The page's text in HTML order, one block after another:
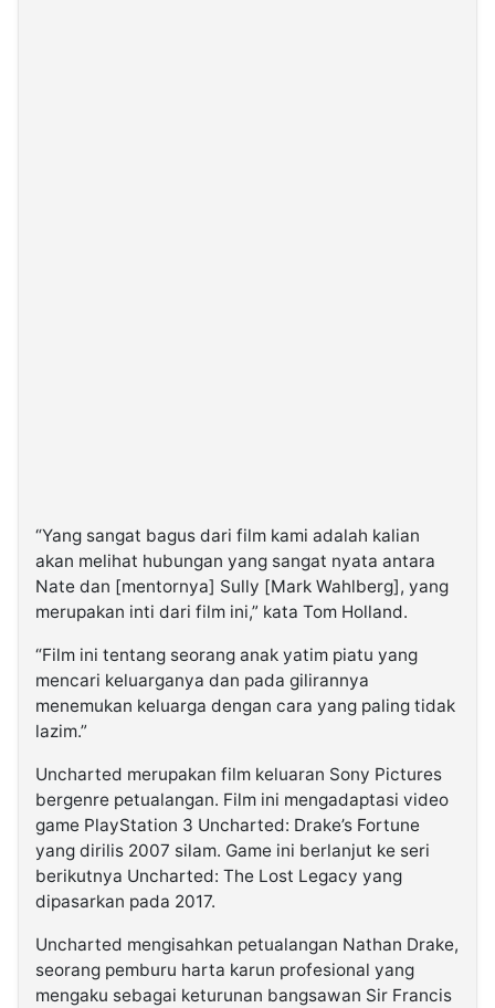
“Yang sangat bagus dari film kami adalah kalian
akan melihat hubungan yang sangat nyata antara
Nate dan [mentornya] Sully [Mark Wahlberg], yang
merupakan inti dari film ini,” kata Tom Holland.
“Film ini tentang seorang anak yatim piatu yang
mencari keluarganya dan pada gilirannya
menemukan keluarga dengan cara yang paling tidak
lazim.”
Uncharted merupakan film keluaran Sony Pictures
bergenre petualangan. Film ini mengadaptasi video
game PlayStation 3 Uncharted: Drake’s Fortune
yang dirilis 2007 silam. Game ini berlanjut ke seri
berikutnya Uncharted: The Lost Legacy yang
dipasarkan pada 2017.
Uncharted mengisahkan petualangan Nathan Drake,
seorang pemburu harta karun profesional yang
mengaku sebagai keturunan bangsawan Sir Francis